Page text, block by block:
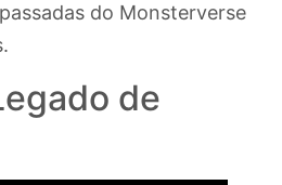
do Monsterverse
de